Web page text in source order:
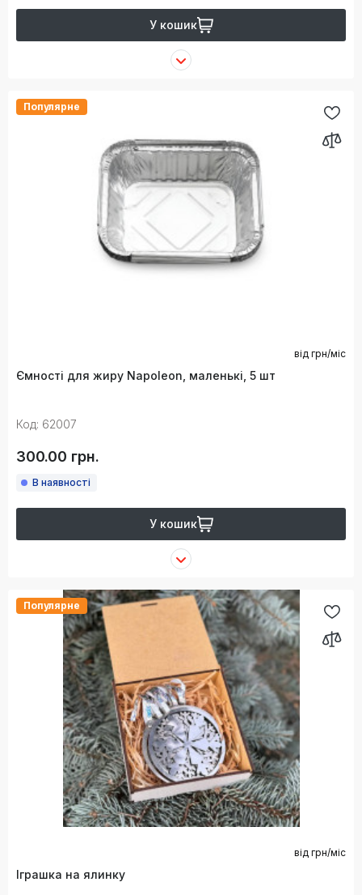
У кошик
Популярне
від грн/міс
Ємності для жиру Napoleon, маленькі, 5 шт
Код: 62007
300.00 грн.
В наявності
У кошик
Популярне
від грн/міс
Іграшка на ялинку